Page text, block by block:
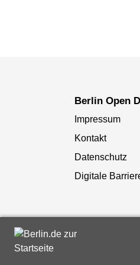
Berlin Open
Impressum
Kontakt
Datenschutz
Digitale